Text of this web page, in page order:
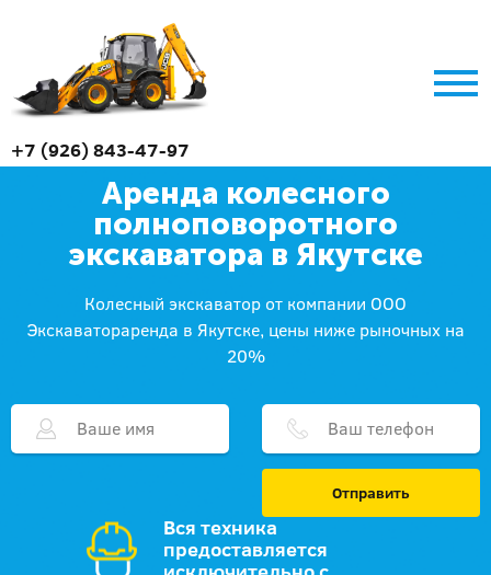
+7 (926) 843-47-97
Аренда колесного
полноповоротного
экскаватора в Якутске
Колесный экскаватор от компании ООО
Экскаватораренда в Якутске, цены ниже рыночных на
20%
Отправить
Вся техника
предоставляется